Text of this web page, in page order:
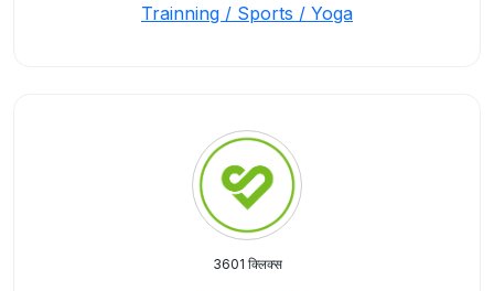
Trainning / Sports / Yoga
3601 क्लिक्स